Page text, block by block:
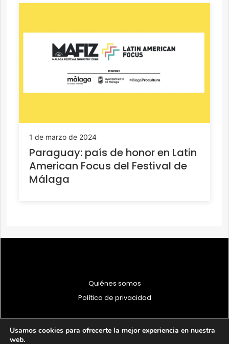
1 de marzo de 2024
Paraguay: país de honor en Latin
American Focus del Festival de
Málaga
Quiénes somos
Política de privacidad
Usamos cookies para ofrecerte la mejor experiencia en nuestra
web.